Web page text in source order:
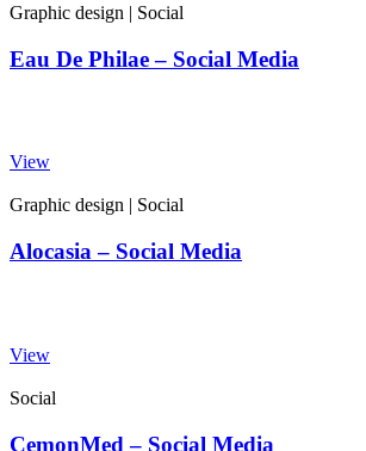
Graphic design | Social
Eau De Philae – Social Media
View
Graphic design | Social
Alocasia – Social Media
View
Social
CemonMed – Social Media